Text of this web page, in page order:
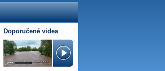
Doporučené videa